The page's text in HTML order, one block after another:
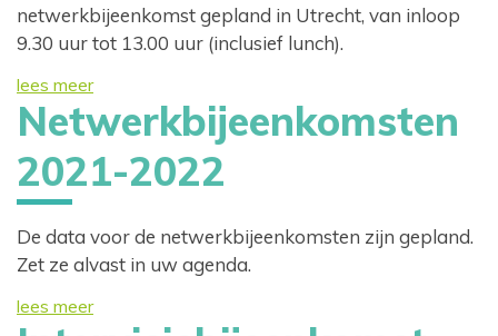
netwerkbijeenkomst gepland in Utrecht, van inloop
9.30 uur tot 13.00 uur (inclusief lunch).
lees meer
Netwerkbijeenkomsten
2021-2022
De data voor de netwerkbijeenkomsten zijn gepland.
Zet ze alvast in uw agenda.
lees meer